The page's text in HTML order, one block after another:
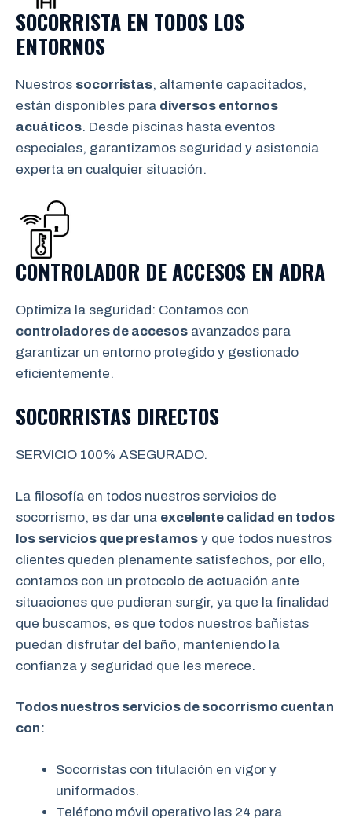
SOCORRISTA EN TODOS LOS
ENTORNOS
Nuestros socorristas, altamente capacitados,
están disponibles para diversos entornos
acuáticos. Desde piscinas hasta eventos
especiales, garantizamos seguridad y asistencia
experta en cualquier situación.
CONTROLADOR DE ACCESOS EN ADRA
Optimiza la seguridad: Contamos con
controladores de accesos avanzados para
garantizar un entorno protegido y gestionado
eficientemente.
SOCORRISTAS DIRECTOS
SERVICIO 100% ASEGURADO.
La filosofía en todos nuestros servicios de
socorrismo, es dar una excelente calidad en todos
los servicios que prestamos y que todos nuestros
clientes queden plenamente satisfechos, por ello,
contamos con un protocolo de actuación ante
situaciones que pudieran surgir, ya que la finalidad
que buscamos, es que todos nuestros bañistas
puedan disfrutar del baño, manteniendo la
confianza y seguridad que les merece.
Todos nuestros servicios de socorrismo cuentan
con:
Socorristas con titulación en vigor y
uniformados.
Teléfono móvil operativo las 24 para